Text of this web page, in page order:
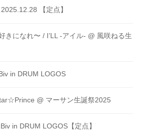
【定点】
きになれ〜 / I’LL -アイル- @ 風咲ねる生
in DRUM LOGOS
@ マーサン生誕祭2025
in DRUM LOGOS【定点】